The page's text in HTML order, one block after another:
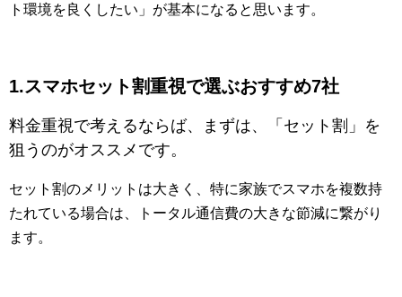
ト環境を良くしたい」が基本になると思います。
1.スマホセット割重視で選ぶおすすめ7社
料金重視で考えるならば、まずは、「セット割」を
狙うのがオススメです。
セット割のメリットは大きく、特に家族でスマホを複数持
たれている場合は、トータル通信費の大きな節減に繋がり
ます。